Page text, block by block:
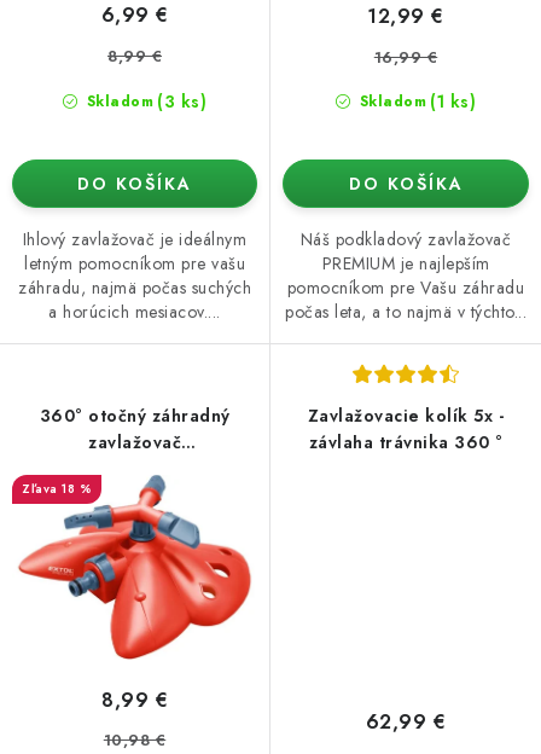
Skladom (3 ks)
6,99 €
8,99 €
DO KOŠÍKA
Ihlový zavlažovač je ideálnym
letným pomocníkom pre vašu
záhradu, najmä počas suchých
a horúcich mesiacov....
Skladom (1 ks)
12,99 €
16,99 €
DO KOŠÍKA
Náš podkladový zavlažovač
PREMIUM je najlepším
pomocníkom pre Vašu záhradu
počas leta, a to najmä v týchto...
360° otočný záhradný
zavlažovač
(premiestniteľný)
18 %
8,99 €
10,98 €
Zavlažovacie kolík 5x -
závlaha trávnika 360 °
62,99 €